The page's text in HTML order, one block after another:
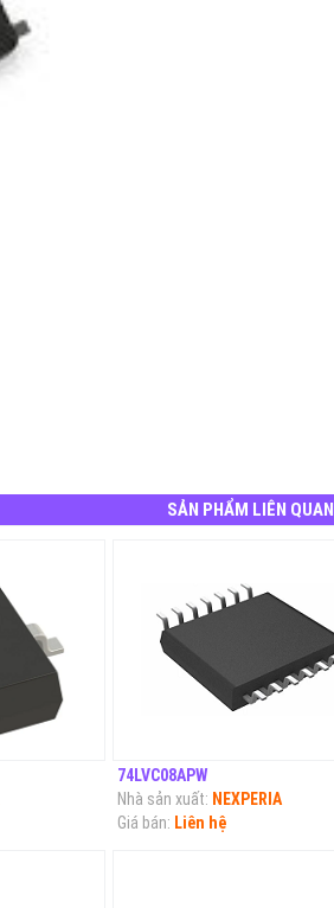
SẢN PHẨM LIÊN QUAN
74LVC08APW
Nhà sản xuất: NEXPERIA
Giá bán: Liên hệ